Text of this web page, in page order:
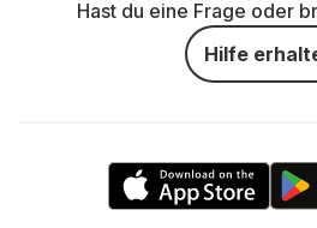
Hast du eine Frage oder
Hilfe